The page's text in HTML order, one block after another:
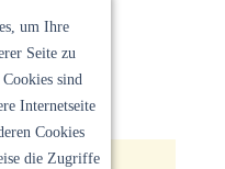
um Ihre
Seite zu
sind
Internetseite
Cookies
die Zugriffe